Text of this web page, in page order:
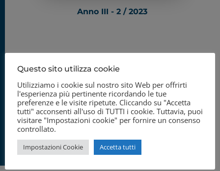
Anno III - 2 / 2023
Questo sito utilizza cookie
Utilizziamo i cookie sul nostro sito Web per offrirti
l'esperienza più pertinente ricordando le tue
preferenze e le visite ripetute. Cliccando su "Accetta
tutti" acconsenti all'uso di TUTTI i cookie. Tuttavia, puoi
visitare "Impostazioni cookie" per fornire un consenso
controllato.
Impostazioni Cookie Accetta tutti